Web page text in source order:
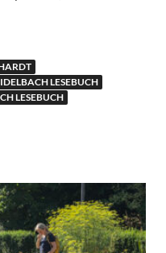
LESEBUCH
LESEBUCH